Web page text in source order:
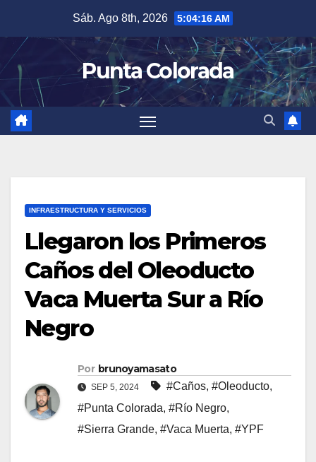
contenido
Sáb. Ago 8th, 2026 5:04:16 AM
Punta Colorada
INFRAESTRUCTURA Y SERVICIOS
Llegaron los Primeros
Caños del Oleoducto
Vaca Muerta Sur a Río
Negro
Por brunoyamasato
SEP 5, 2024 #Caños, #Oleoducto,
#Punta Colorada, #Río Negro,
#Sierra Grande, #Vaca Muerta, #YPF